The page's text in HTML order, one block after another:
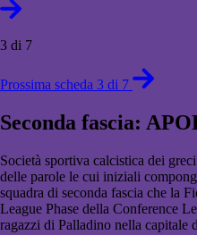
3 di 7
Prossima scheda 3 di 7
Seconda fascia:
Società sportiva calcistica dei
delle parole le cui iniziali
squadra di seconda fascia che la
League Phase della Conference
ragazzi di Palladino nella capitale